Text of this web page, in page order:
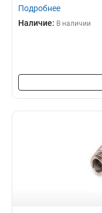
Подробнее
Наличие: В наличии